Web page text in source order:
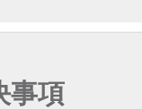
事項